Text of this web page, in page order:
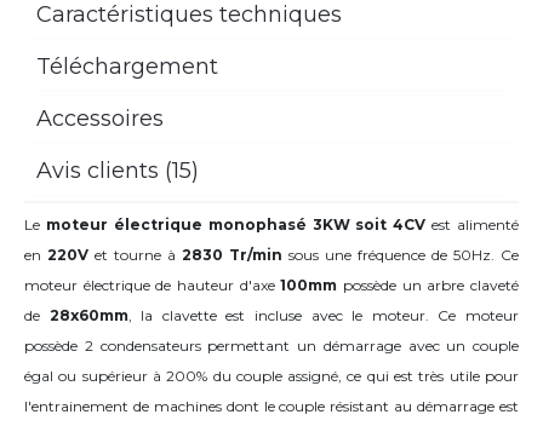
Caractéristiques techniques
Téléchargement
Accessoires
Avis clients (15)
Le moteur électrique monophasé 3KW soit 4CV est alimenté
en 220V et tourne à 2830 Tr/min sous une fréquence de 50Hz. Ce
moteur électrique de hauteur d'axe100mm possède un arbre claveté
de 28x60mm, la clavette est incluse avec le moteur. Ce moteur
possède 2 condensateurs permettant un démarrage avec un couple
égal ou supérieur à 200% du couple assigné, ce qui est très utile pour
l'entrainement de machines dont le couple résistant au démarrage est